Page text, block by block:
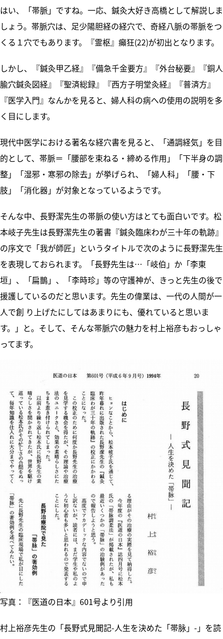
はい、「帯脈」ですね。一応、鍼灸大好き高橋として解説しま
しょう。帯脈穴は、足少陽胆経の経穴で、奇経八脈の帯脈をつ
くる１穴でもあります。『霊枢』癲狂(22)が初出となります。
しかし、『鍼灸甲乙経』『備急千金要方』『外台秘要』『銅人
腧穴鍼灸図経』『聖済総録』『西方子明堂灸経』『普済方』
『医学入門』なんかを見ると、婦人科の病への使用の説明を多
く目にします。
現代中医学における著名な経穴書を見ると、「通調経気」を目
的として、帯脈＝「腰部を束ねる・締める作用」「下半身の調
整」「湿邪・寒邪の除去」が挙げられ、「婦人科」「腰・下
肢」「消化器」が対象となっているようです。
そんな中、長野潔先生の帯脈の使い方はとても面白いです。松
本岐子先生は長野潔先生の著書『鍼灸臨床わが三十年の軌跡』
の序文で「我が師匠」というタイトルで次のように長野潔先生
を表現しておられます。「長野先生は…「岐伯」か「李東
垣」、「扁鵲」、「李時珍」等の守護神が、きっと先生の後で
援護しているのだと思います。先生の偉業は、一代の人間が一
人で創 り上げたにしてはあまりにも、優れていると思いま
す。」と。そして、そんな帯脈穴の魅力を村上裕彦もおっしゃ
ってます。
写真：『医道の日本』601号より引用
村上裕彦先生の「長野式見聞記-人生を決めた「帯脉」-」を読